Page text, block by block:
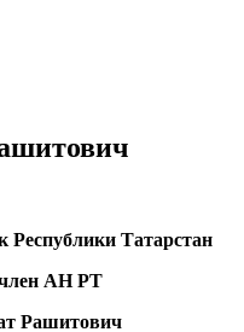
Республики Татарстан
АН РТ
Рашитович